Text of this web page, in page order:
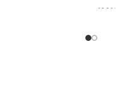
100%